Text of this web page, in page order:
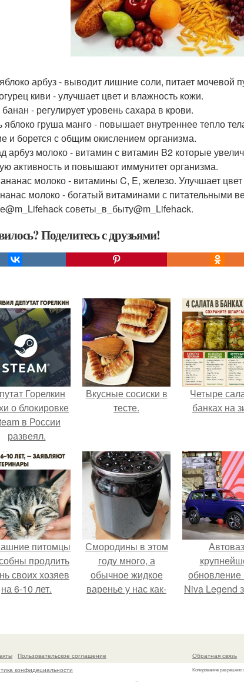
арбуз - выводит лишние соли, питает мочевой
киви - улучшает цвет и влажность кожи.
- регулирует уровень сахара в крови.
яблоко груша манго - повышает внутреннее тепло
и борется с общим окислением организма.
арбуз молоко - витамин с витамин B2 которые
активность и повышают иммунитет организма.
молоко - витамины C, E, железо. Улучшает
молоко - богатый витаминами с питательными
советы_в_быту@m_Lifehack.
Поделитесь с друзьями!
Горелкин
о блокировке
в России
развеял.
Вкусные сосиски в
тесте.
Четыре
банках на
питомцы
продлить
своих хозяев
на 6-10 лет.
Смородины в этом
году много, а
обычное жидкое
варенье у нас как-
Автоваз
обновление
Niva Legend
Пользовательское соглашение
конфидециальности
Обратная связь
Копирование разрешено